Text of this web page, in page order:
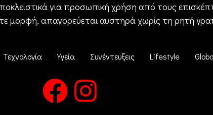
για προσωπική χρήση από τους
μορφή, απαγορεύεται αυστηρά χωρίς τη ρητή
Τεχνολογία Υγεία Συνέντευξεις Lifestyle